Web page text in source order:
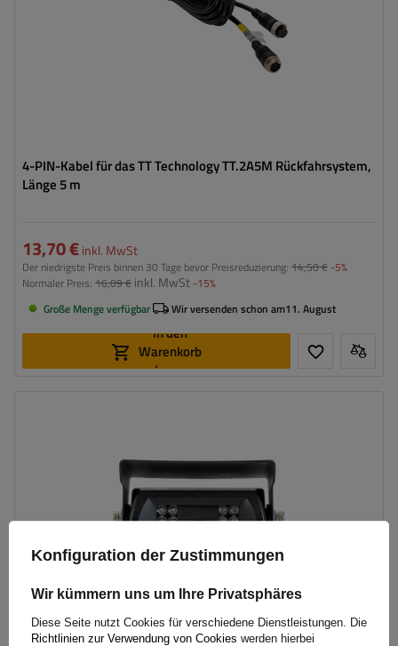
4-PIN-Kabel für das TT Technology TT.2A5M Rückfahrsystem,
Länge 5 m
13,70 €inkl. MwSt
Der niedrigste Preis binnen 30 Tage bevor Preisreduzierung: 14,50 € -5%
Normaler Preis: 16,09 € inkl. MwSt -15%
Große Menge verfügbar
Wir versenden schon am11. August
In den
Warenkorb
legen
Konfiguration der Zustimmungen
Wir kümmern uns um Ihre Privatsphäres
Diese Seite nutzt Cookies für verschiedene Dienstleistungen. Die
Richtlinien zur Verwendung von Cookies werden hierbei